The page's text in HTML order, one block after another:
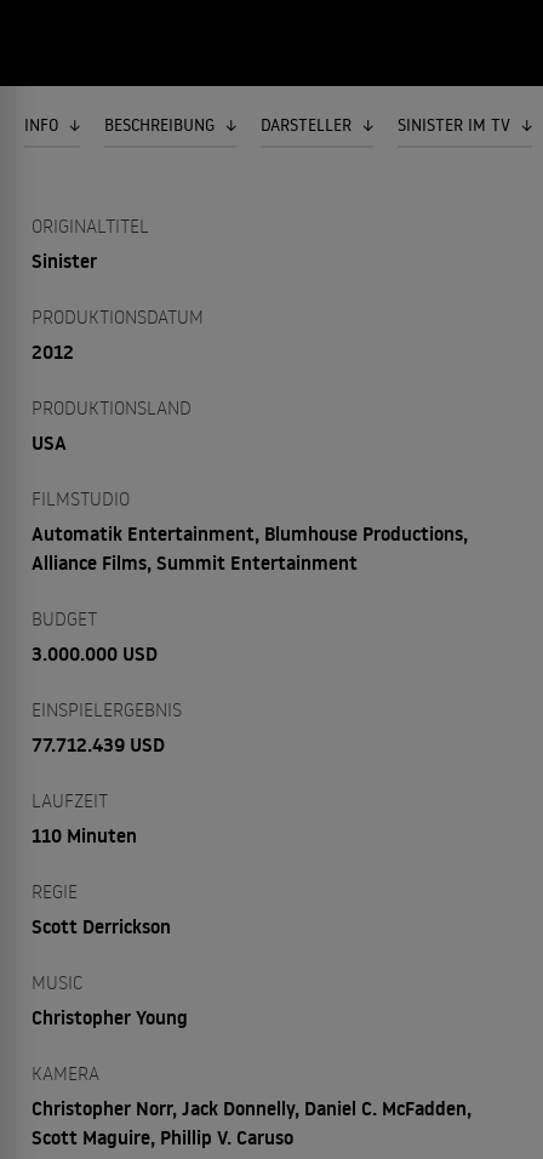
INFO BESCHREIBUNG DARSTELLER SINISTER IM TV
ORIGINALTITEL
Sinister
PRODUKTIONSDATUM
2012
PRODUKTIONSLAND
USA
FILMSTUDIO
Automatik Entertainment, Blumhouse Productions,
Alliance Films, Summit Entertainment
BUDGET
3.000.000 USD
EINSPIELERGEBNIS
77.712.439 USD
LAUFZEIT
110 Minuten
REGIE
Scott Derrickson
MUSIC
Christopher Young
KAMERA
Christopher Norr, Jack Donnelly, Daniel C. McFadden,
Scott Maguire, Phillip V. Caruso